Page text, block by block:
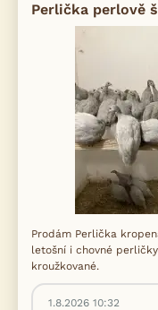
Perlička perlově
Prodám Perlička
letošní i chovné
kroužkované.
1.8.2026 10:32